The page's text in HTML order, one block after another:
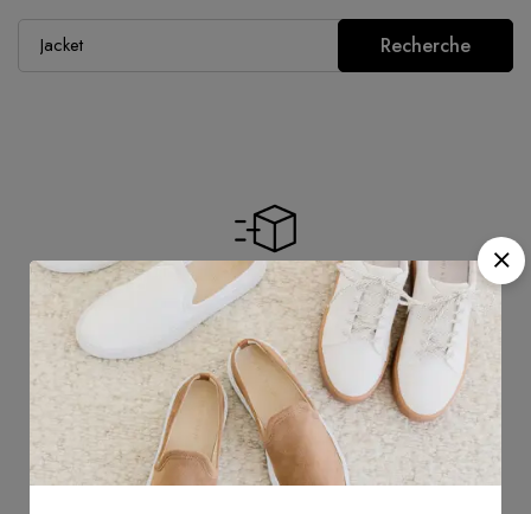
Recherche
Livraison gratuite
Livraison Gratuite pour les commandes de plus
de 60 Euros.